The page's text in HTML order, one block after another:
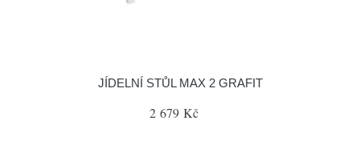
JÍDELNÍ STŮL MAX 2 GRAFIT
2 679 Kč